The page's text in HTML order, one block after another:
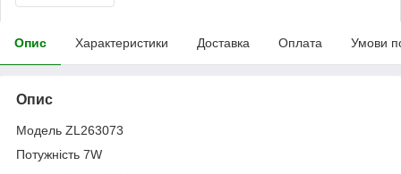
Опис Характеристики Доставка Оплата Умови
Опис
Модель ZL263073
Потужність 7W